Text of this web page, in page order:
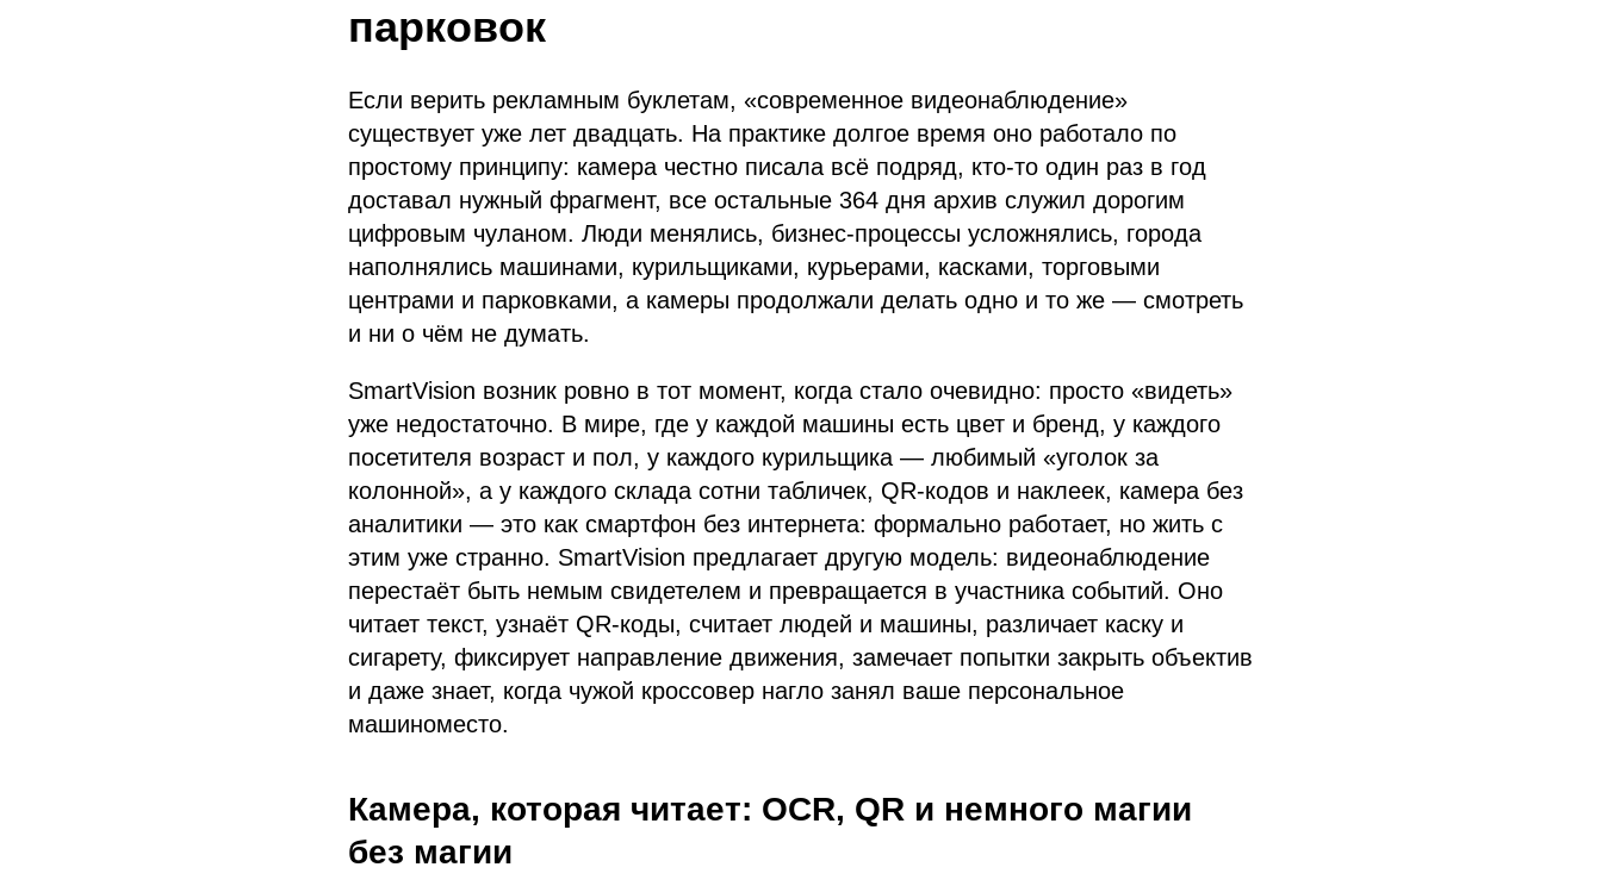
парковок
Если верить рекламным буклетам, «современное видеонаблюдение»
существует уже лет двадцать. На практике долгое время оно работало по
простому принципу: камера честно писала всё подряд, кто-то один раз в год
доставал нужный фрагмент, все остальные 364 дня архив служил дорогим
цифровым чуланом. Люди менялись, бизнес-процессы усложнялись, города
наполнялись машинами, курильщиками, курьерами, касками, торговыми
центрами и парковками, а камеры продолжали делать одно и то же — смотреть
и ни о чём не думать.
SmartVision возник ровно в тот момент, когда стало очевидно: просто «видеть»
уже недостаточно. В мире, где у каждой машины есть цвет и бренд, у каждого
посетителя возраст и пол, у каждого курильщика — любимый «уголок за
колонной», а у каждого склада сотни табличек, QR-кодов и наклеек, камера без
аналитики — это как смартфон без интернета: формально работает, но жить с
этим уже странно. SmartVision предлагает другую модель: видеонаблюдение
перестаёт быть немым свидетелем и превращается в участника событий. Оно
читает текст, узнаёт QR-коды, считает людей и машины, различает каску и
сигарету, фиксирует направление движения, замечает попытки закрыть объектив
и даже знает, когда чужой кроссовер нагло занял ваше персональное
машиноместо.
Камера, которая читает: OCR, QR и немного магии
без магии